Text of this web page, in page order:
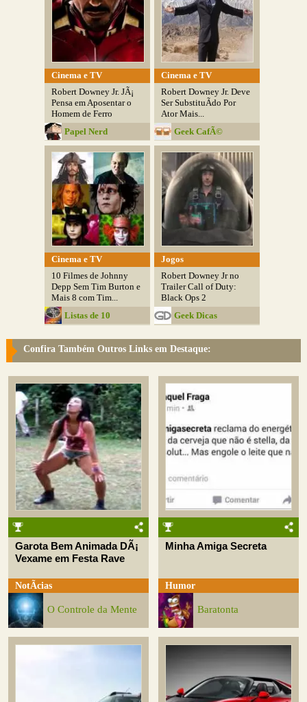
Cinema e TV
Robert Downey Jr. JÃ¡
Pensa em Aposentar o
Homem de Ferro
Papel Nerd
Cinema e TV
Robert Downey Jr. Deve
Ser SubstituÃ­do Por
Ator Mais...
Geek CafÃ©
Cinema e TV
10 Filmes de Johnny
Depp Sem Tim Burton e
Mais 8 com Tim...
Listas de 10
Jogos
Robert Downey Jr no
Trailer Call of Duty:
Black Ops 2
Geek Dicas
Confira Também Outros Links em Destaque:
Garota Bem Animada DÃ¡
Vexame em Festa Rave
NotÃ­cias
O Controle da Mente
Minha Amiga Secreta
Humor
Baratonta